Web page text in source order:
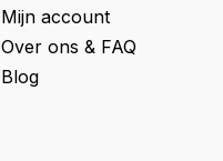
Mijn account
Over ons & FAQ
Blog